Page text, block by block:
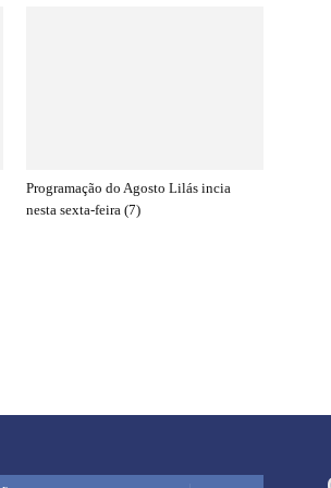
Programação do Agosto Lilás incia
nesta sexta-feira (7)